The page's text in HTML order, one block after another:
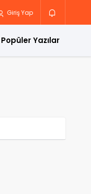
Giriş Yap
Popüler Yazılar